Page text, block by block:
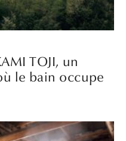
TOJI, un
le bain occupe